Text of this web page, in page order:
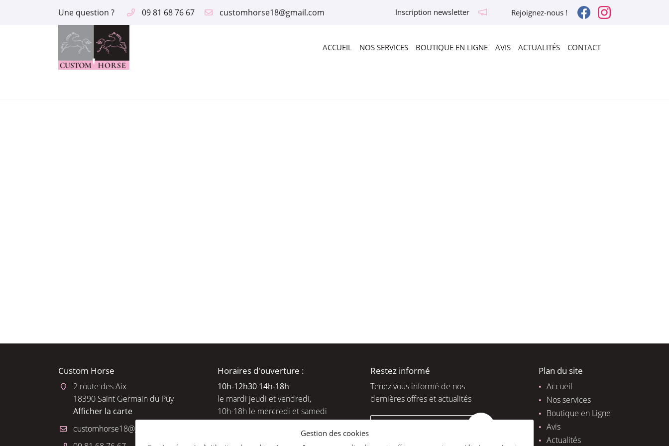
Une question ? 09 81 68 76 67 Inscription newsletter Rejoignez-nous !
ACCUEIL NOS SERVICES BOUTIQUE EN LIGNE AVIS ACTUALITÉS CONTACT
2 route des Aix
18390 Saint Germain du Puy
09 81 68 76 67
Custom Horse
2 route des Aix
18390 Saint Germain du Puy
Afficher la carte
Horaires d'ouverture :
10h-12h30 14h-18h
le mardi jeudi et vendredi,
10h-18h le mercredi et samedi
Restez informé
Tenez vous informé de nos
dernières offres et actualités
Plan du site
Accueil
Nos services
Boutique en Ligne
Avis
Actualités
Gestion des cookies